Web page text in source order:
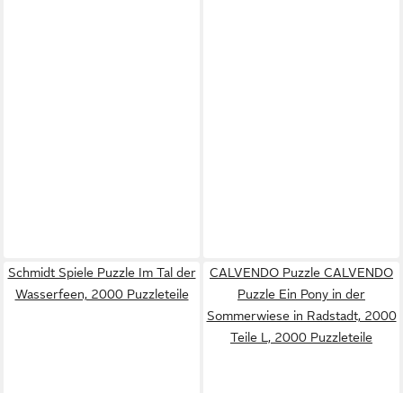
Schmidt Spiele Puzzle Im Tal der
Wasserfeen, 2000 Puzzleteile
CALVENDO Puzzle CALVENDO
Puzzle Ein Pony in der
Sommerwiese in Radstadt, 2000
Teile L, 2000 Puzzleteile